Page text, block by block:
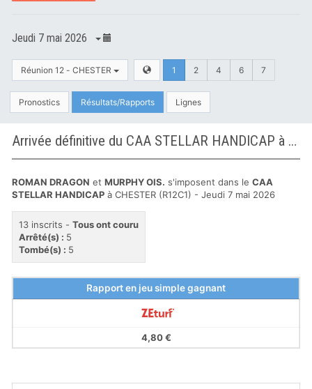
Jeudi 7 mai 2026
Réunion 12 - CHESTER 1 2 4 6 7
Pronostics Résultats/Rapports Lignes
Arrivée définitive du CAA STELLAR HANDICAP à CHESTER
ROMAN DRAGON et MURPHY OIS. s'imposent dans le CAA
STELLAR HANDICAP à CHESTER (R12C1) - Jeudi 7 mai 2026
13 inscrits - Tous ont couru
Arrêté(s) : 5
Tombé(s) : 5
Rapport en jeu simple gagnant
4,80 €